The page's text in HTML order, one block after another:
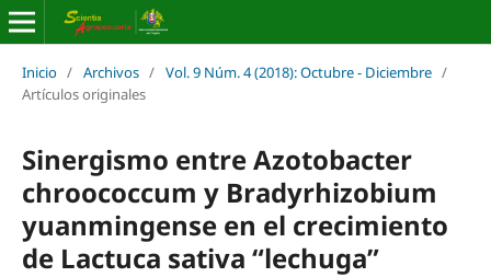
Inicio / Archivos / Vol. 9 Núm. 4 (2018): Octubre - Diciembre /
Artículos originales
Sinergismo entre Azotobacter
chroococcum y Bradyrhizobium
yuanmingense en el crecimiento
de Lactuca sativa “lechuga”